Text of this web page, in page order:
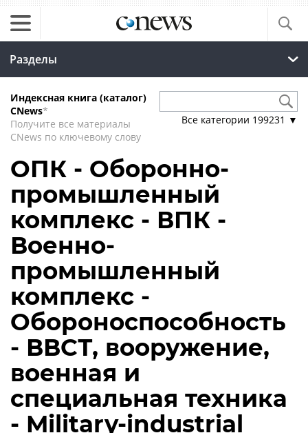
Разделы
Индексная книга (каталог)
CNews*
Получите все материалы
CNews по ключевому слову
Все категории 199231 ▼
ОПК - Оборонно-
промышленный
комплекс - ВПК -
Военно-
промышленный
комплекс -
Обороноспособность
- ВВСТ, вооружение,
военная и
специальная техника
- Military-industrial